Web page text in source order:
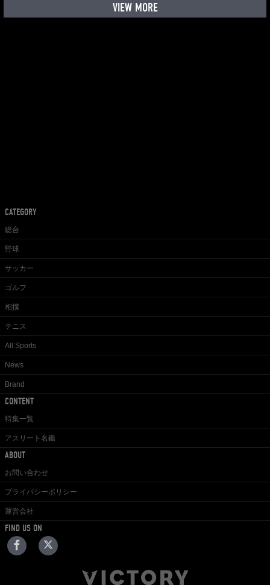
VIEW MORE
CATEGORY
総合
野球
サッカー
ゴルフ
相撲
テニス
All Sports
News
Brand
CONTENT
特集一覧
アスリート名鑑
ABOUT
お問い合わせ
プライバシーポリシー
運営会社
FIND US ON